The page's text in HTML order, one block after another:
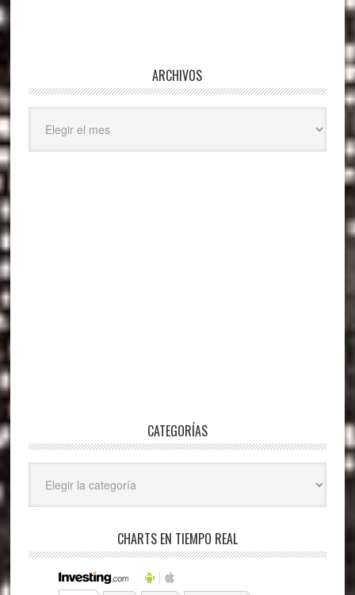
ARCHIVOS
CATEGORÍAS
CHARTS EN TIEMPO REAL